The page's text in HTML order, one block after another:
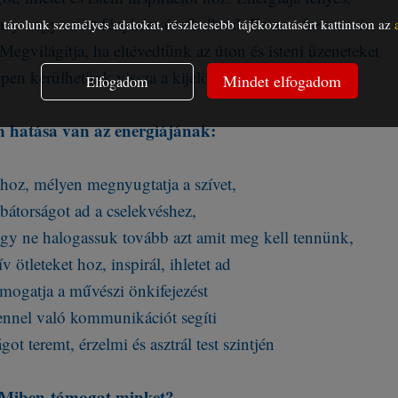
vagy ezüst fényként érzékelhető. Ez az a frekvencia,
ha eltévedtünk az úton és isteni üzeneteket
kerülhetünk vissza a kijelölt ösvényre.
hatása van az energiájának:
mélyen megnyugtatja a szívet,
bátorságot ad a cselekvéshez,
ne halogassuk tovább azt amit meg kell tennünk,
ötleteket hoz, inspirál, ihletet ad
a művészi önkifejezést
való kommunikációt segíti
teremt, érzelmi és asztrál test szintjén
személyes adatokat, részletesebb tájékoztatásért kattintson az
Elfogadom Mindet elfogadom